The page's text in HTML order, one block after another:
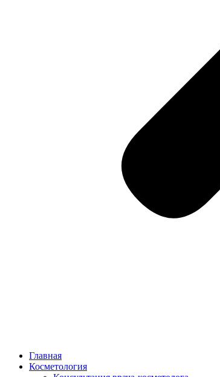
Главная
Косметология